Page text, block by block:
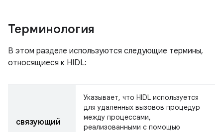
Терминология
В этом разделе используются следующие термины,
относящиеся к HIDL:
связующий
Указывает, что HIDL используется
для удаленных вызовов процедур
между процессами,
реализованными с помощью